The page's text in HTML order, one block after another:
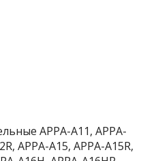
APPA-A11, APPA-
APPA-A15, APPA-A15R,